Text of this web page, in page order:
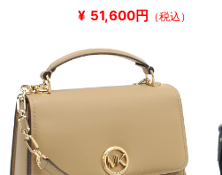
¥ 51,600円 （税込）